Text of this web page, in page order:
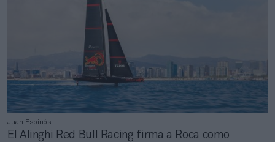
Juan Espinós
El Alinghi Red Bull Racing firma a Roca como